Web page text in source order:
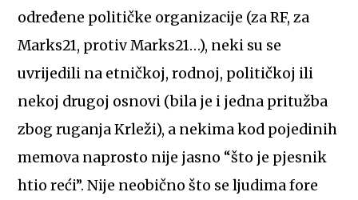
određene političke organizacije (za RF, za
Marks21, protiv Marks21…), neki su se
uvrijedili na etničkoj, rodnoj, političkoj ili
nekoj drugoj osnovi (bila je i jedna pritužba
zbog ruganja Krleži), a nekima kod pojedinih
memova naprosto nije jasno “što je pjesnik
htio reći”. Nije neobično što se ljudima fore